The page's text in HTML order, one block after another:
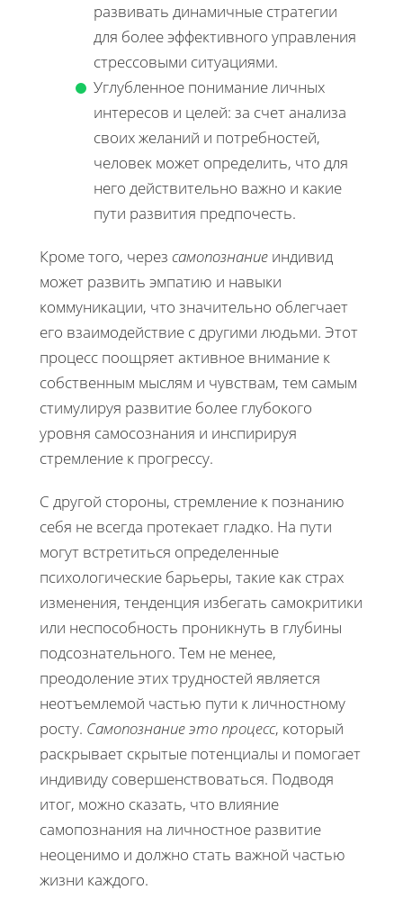
развивать динамичные стратегии
для более эффективного управления
стрессовыми ситуациями.
Углубленное понимание личных
интересов и целей: за счет анализа
своих желаний и потребностей,
человек может определить, что для
него действительно важно и какие
пути развития предпочесть.
Кроме того, через самопознание индивид
может развить эмпатию и навыки
коммуникации, что значительно облегчает
его взаимодействие с другими людьми. Этот
процесс поощряет активное внимание к
собственным мыслям и чувствам, тем самым
стимулируя развитие более глубокого
уровня самосознания и инспирируя
стремление к прогрессу.
С другой стороны, стремление к познанию
себя не всегда протекает гладко. На пути
могут встретиться определенные
психологические барьеры, такие как страх
изменения, тенденция избегать самокритики
или неспособность проникнуть в глубины
подсознательного. Тем не менее,
преодоление этих трудностей является
неотъемлемой частью пути к личностному
росту. Самопознание это процесс, который
раскрывает скрытые потенциалы и помогает
индивиду совершенствоваться. Подводя
итог, можно сказать, что влияние
самопознания на личностное развитие
неоценимо и должно стать важной частью
жизни каждого.